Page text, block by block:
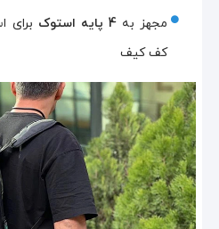
مجهز به4 پایه استوک
برای
کف کیف